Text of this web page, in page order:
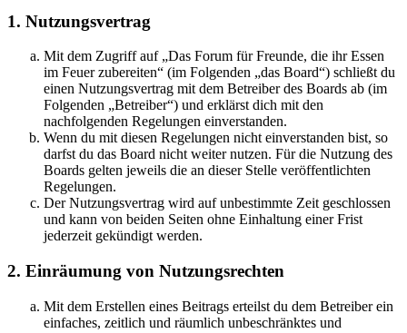
1. Nutzungsvertrag
Mit dem Zugriff auf „Das Forum für Freunde, die ihr Essen
im Feuer zubereiten“ (im Folgenden „das Board“) schließt du
einen Nutzungsvertrag mit dem Betreiber des Boards ab (im
Folgenden „Betreiber“) und erklärst dich mit den
nachfolgenden Regelungen einverstanden.
Wenn du mit diesen Regelungen nicht einverstanden bist, so
darfst du das Board nicht weiter nutzen. Für die Nutzung des
Boards gelten jeweils die an dieser Stelle veröffentlichten
Regelungen.
Der Nutzungsvertrag wird auf unbestimmte Zeit geschlossen
und kann von beiden Seiten ohne Einhaltung einer Frist
jederzeit gekündigt werden.
2. Einräumung von Nutzungsrechten
Mit dem Erstellen eines Beitrags erteilst du dem Betreiber ein
einfaches, zeitlich und räumlich unbeschränktes und